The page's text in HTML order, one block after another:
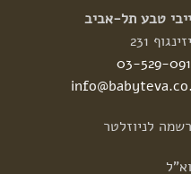
טבע תל-אביב
231
03-529-
לניוזלטר